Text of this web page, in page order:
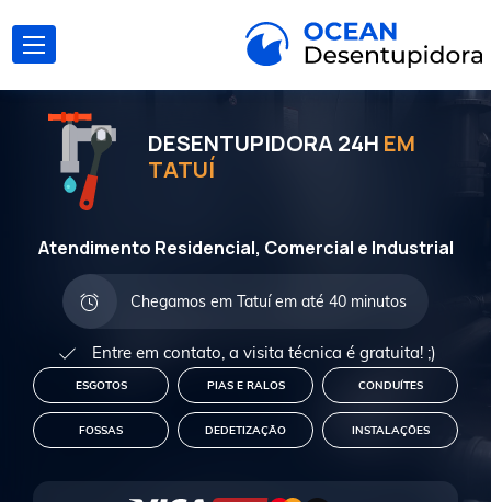
DESENTUPIDORA 24H EM
TATUÍ
Atendimento Residencial, Comercial e Industrial
Chegamos em Tatuí em até 40 minutos
Entre em contato, a visita técnica é gratuita! ;)
ESGOTOS PIAS E RALOS CONDUÍTES
FOSSAS DEDETIZAÇÃO INSTALAÇÕES